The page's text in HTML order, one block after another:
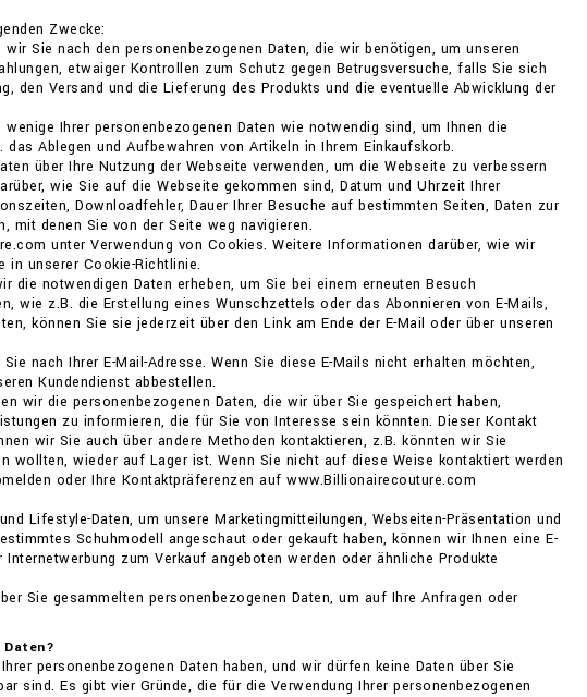
Zwecke:
Sie nach den personenbezogenen Daten, die wir benötigen, um unseren
etwaiger Kontrollen zum Schutz gegen Betrugsversuche, falls Sie sich
den Versand und die Lieferung des Produkts und die eventuelle Abwicklung der
Ihrer personenbezogenen Daten wie notwendig sind, um Ihnen die
Ablegen und Aufbewahren von Artikeln in Ihrem Einkaufskorb.
über Ihre Nutzung der Webseite verwenden, um die Webseite zu verbessern
wie Sie auf die Webseite gekommen sind, Datum und Uhrzeit Ihrer
Downloadfehler, Dauer Ihrer Besuche auf bestimmten Seiten, Daten zur
mit denen Sie von der Seite weg navigieren.
unter Verwendung von Cookies. Weitere Informationen darüber, wie wir
in unserer Cookie-Richtlinie.
notwendigen Daten erheben, um Sie bei einem erneuten Besuch
wie z.B. die Erstellung eines Wunschzettels oder das Abonnieren von E-Mails,
können Sie sie jederzeit über den Link am Ende der E-Mail oder über unseren
nach Ihrer E-Mail-Adresse. Wenn Sie diese E-Mails nicht erhalten möchten,
Kundendienst abbestellen.
wir die personenbezogenen Daten, die wir über Sie gespeichert haben,
zu informieren, die für Sie von Interesse sein könnten. Dieser Kontakt
wir Sie auch über andere Methoden kontaktieren, z.B. könnten wir Sie
wieder auf Lager ist. Wenn Sie nicht auf diese Weise kontaktiert werden
oder Ihre Kontaktpräferenzen auf www.Billionairecouture.com
Lifestyle-Daten, um unsere Marketingmitteilungen, Webseiten-Präsentation und
Schuhmodell angeschaut oder gekauft haben, können wir Ihnen eine E-
zum Verkauf angeboten werden oder ähnliche Produkte
Sie gesammelten personenbezogenen Daten, um auf Ihre Anfragen oder
Daten?
personenbezogenen Daten haben, und wir dürfen keine Daten über Sie
sind. Es gibt vier Gründe, die für die Verwendung Ihrer personenbezogenen